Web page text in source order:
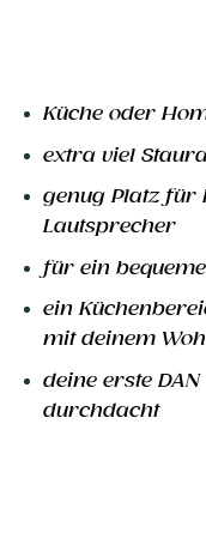
Küche oder
extra viel
genug Platz für
Lautsprecher
für ein
ein
mit deinem
deine erste
durchdacht